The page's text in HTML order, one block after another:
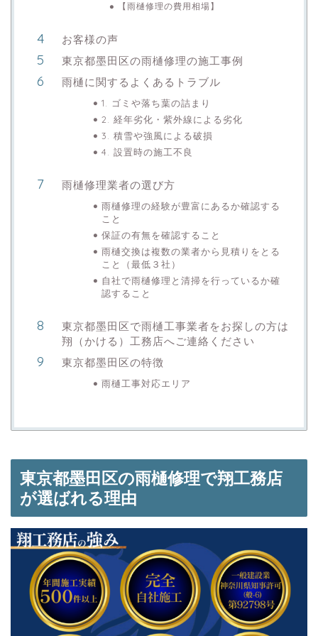
【雨樋修理の費用相場】
お客様の声
東京都墨田区の雨樋修理の施工事例
雨樋に関するよくあるトラブル
1. ゴミや落ち葉の詰まり
2. 経年劣化・紫外線による劣化
3. 積雪や強風による破損
4. 設置時の施工不良
雨樋修理業者の選び方
雨樋修理の経験が豊富にあるか確認する
こと
保証の有無を確認すること
雨樋交換は複数の業者から見積りをとる
こと（最低３社）
自社で雨樋修理と清掃を行っているか確
認すること
東京都墨田区で雨樋工事業者をお探しの方は
翔（かける）工務店へご連絡ください
東京都墨田区の特徴
雨樋工事対応エリア
東京都墨田区の雨樋修理で翔工務店
が選ばれる理由